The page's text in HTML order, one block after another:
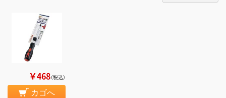
￥468（税込）
カゴへ